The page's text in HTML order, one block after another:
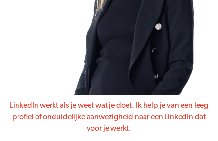
LinkedIn werkt als je weet wat je doet. Ik help je van een leeg
profiel of onduidelijke aanwezigheid naar een LinkedIn dat
voor je werkt.